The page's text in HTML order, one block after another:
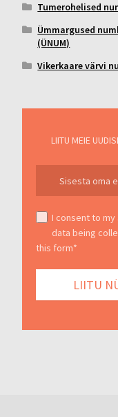
Tumerohelised
Ümmargused
(ÜNUM)
Vikerkaare värvi
LIITU MEIE
I consent to
data being
this form*